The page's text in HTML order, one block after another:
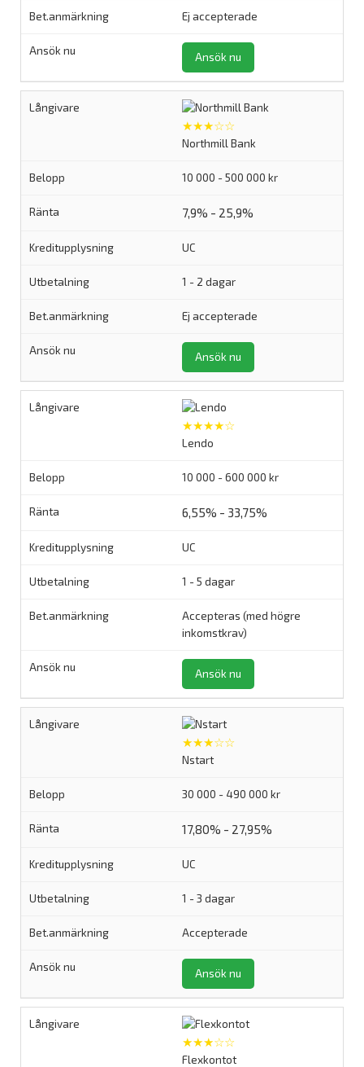
Ej accepterade
Ansök nu
★★★☆☆
Northmill Bank
10 000 - 500 000 kr
7,9% - 25,9%
UC
1 - 2 dagar
Ej accepterade
Ansök nu
★★★★☆
Lendo
10 000 - 600 000 kr
6,55% - 33,75%
UC
1 - 5 dagar
Accepteras (med högre
inkomstkrav)
Ansök nu
★★★☆☆
Nstart
30 000 - 490 000 kr
17,80% - 27,95%
UC
1 - 3 dagar
Accepterade
Ansök nu
★★★☆☆
Flexkontot